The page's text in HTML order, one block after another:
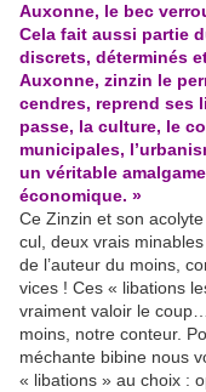
Auxonne, le bec
Cela fait aussi partie
discrets, déterminés
Auxonne, zinzin le
cendres, reprend ses
passe, la culture, le
municipales,
un véritable
économique. »
Ce Zinzin et son
cul, deux vrais
de l’auteur du moins,
vices ! Ces « libations
vraiment valoir le
moins, notre conteur.
méchante bibine nous
« libations » au choix :